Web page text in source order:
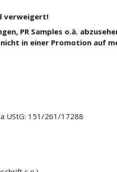
verweigert!
PR Samples o.ä.
in einer Promotion auf
UStG: 151/261/17288